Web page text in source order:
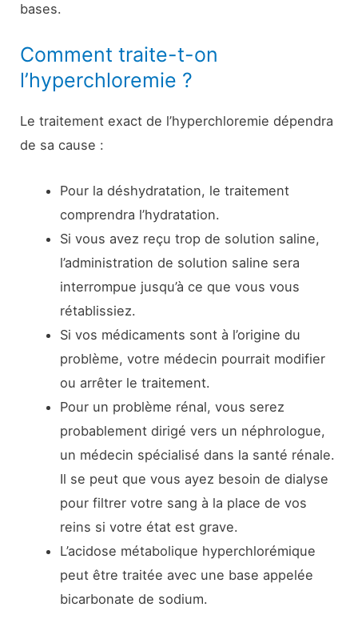
bases.
Comment traite-t-on
l’hyperchloremie ?
Le traitement exact de l’hyperchloremie dépendra
de sa cause :
Pour la déshydratation, le traitement
comprendra l’hydratation.
Si vous avez reçu trop de solution saline,
l’administration de solution saline sera
interrompue jusqu’à ce que vous vous
rétablissiez.
Si vos médicaments sont à l’origine du
problème, votre médecin pourrait modifier
ou arrêter le traitement.
Pour un problème rénal, vous serez
probablement dirigé vers un néphrologue,
un médecin spécialisé dans la santé rénale.
Il se peut que vous ayez besoin de dialyse
pour filtrer votre sang à la place de vos
reins si votre état est grave.
L’acidose métabolique hyperchlorémique
peut être traitée avec une base appelée
bicarbonate de sodium.